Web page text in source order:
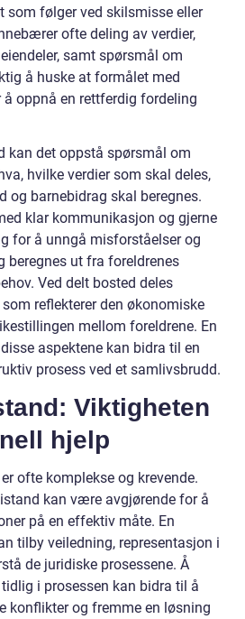
som følger ved skilsmisse eller
ofte deling av verdier,
samt spørsmål om
å huske at formålet med
oppnå en rettferdig fordeling
kan det oppstå spørsmål om
hvilke verdier som skal deles,
og barnebidrag skal beregnes.
klar kommunikasjon og gjerne
for å unngå misforståelser og
beregnes ut fra foreldrenes
Ved delt bosted deles
reflekterer den økonomiske
mellom foreldrene. En
aspektene kan bidra til en
prosess ved et samlivsbrudd.
Viktigheten
hjelp
ofte komplekse og krevende.
kan være avgjørende for å
på en effektiv måte. En
tilby veiledning, representasjon i
de juridiske prosessene. Å
i prosessen kan bidra til å
konflikter og fremme en løsning